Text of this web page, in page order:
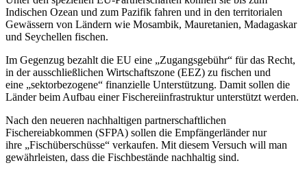
Indischen Ozean und zum Pazifik fahren und in den territorialen
Gewässern von Ländern wie Mosambik, Mauretanien, Madagaskar
und Seychellen fischen.
Im Gegenzug bezahlt die EU eine „Zugangsgebühr“ für das Recht,
in der ausschließlichen Wirtschaftszone (EEZ) zu fischen und
eine „sektorbezogene“ finanzielle Unterstützung. Damit sollen die
Länder beim Aufbau einer Fischereiinfrastruktur unterstützt werden.
Nach den neueren nachhaltigen partnerschaftlichen
Fischereiabkommen (SFPA) sollen die Empfängerländer nur
ihre „Fischüberschüsse“ verkaufen. Mit diesem Versuch will man
gewährleisten, dass die Fischbestände nachhaltig sind.